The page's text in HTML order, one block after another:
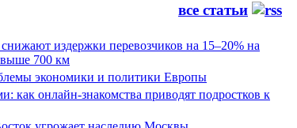
все статьи
издержки перевозчиков на 15–20% на
700 км
экономики и политики Европы
как онлайн-знакомства приводят подростков к